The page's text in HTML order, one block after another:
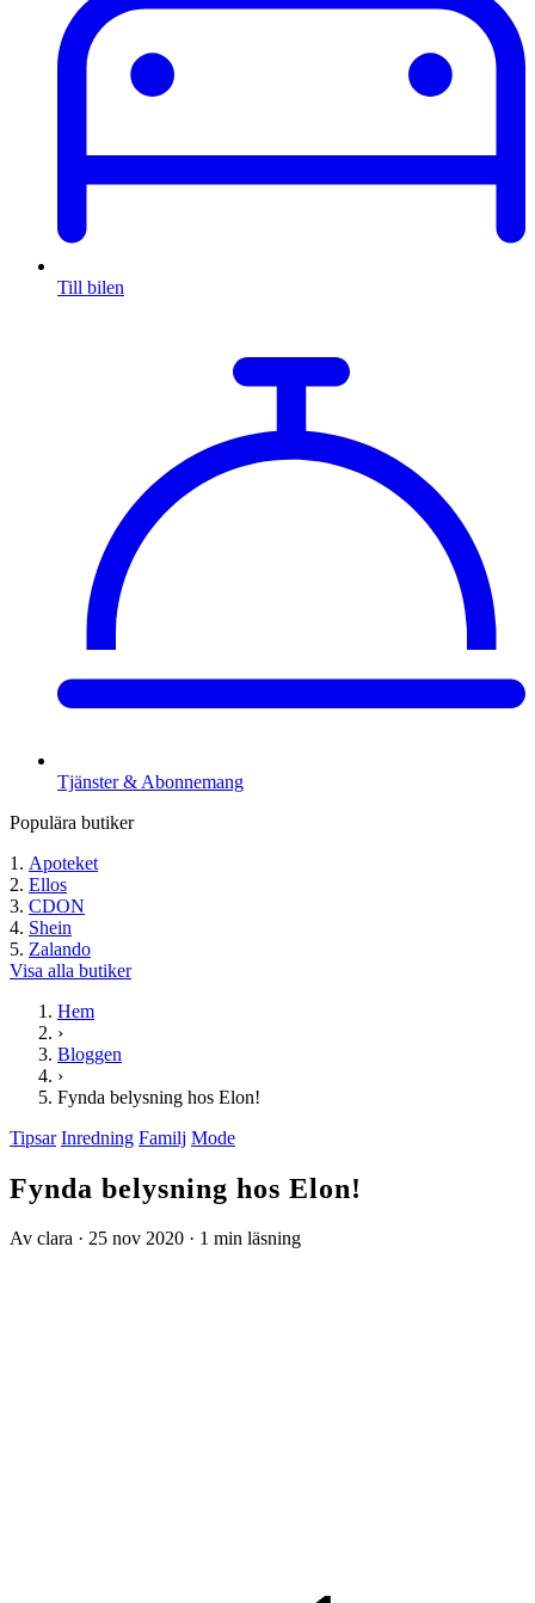
Till bilen
Tjänster & Abonnemang
Populära butiker
Apoteket
Ellos
CDON
Shein
Zalando
Visa alla butiker
Hem
›
Bloggen
›
Fynda belysning hos Elon!
Tipsar Inredning Familj Mode
Fynda belysning hos Elon!
Av clara · 25 nov 2020 · 1 min läsning